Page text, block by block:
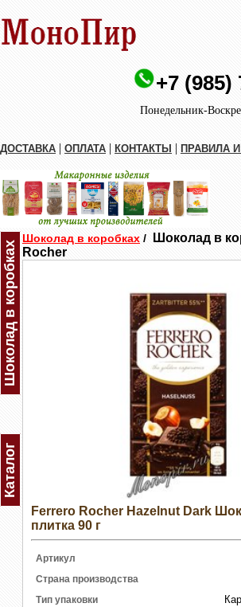
+7 (985)
Понедельник-
ДОСТАВКА | ОПЛАТА | КОНТАКТЫ | ПРАВИЛА
Шоколад в коробках
Каталог
Шоколад в коробках /
Шоколад в
Rocher
Ferrero Rocher Hazelnut Dark
плитка 90 г
Артикул
Страна производства
Тип упаковки